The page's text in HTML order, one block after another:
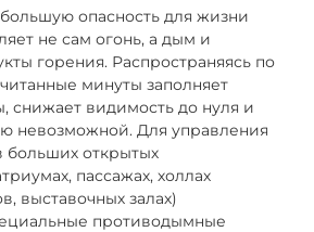
опасность для жизни
не сам огонь, а дым и
горения. Распространяясь по
минуты заполняет
снижает видимость до нуля и
невозможной. Для управления
больших открытых
пассажах, холлах
выставочных залах)
противодымные